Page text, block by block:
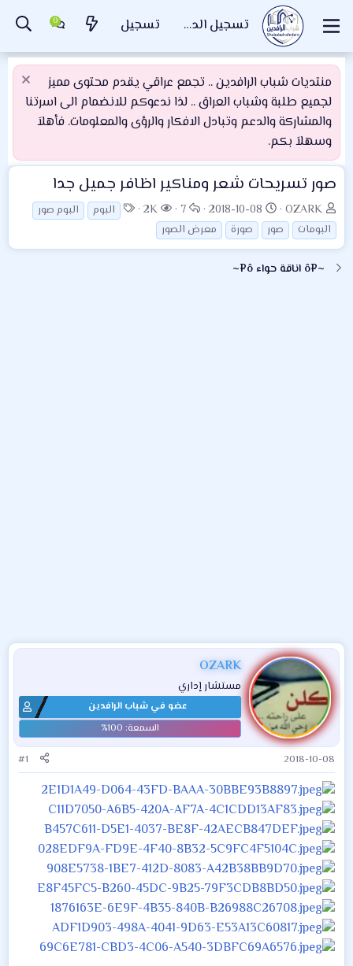
تسجيل الدخول تسجيل
منتديات شباب الرافدين .. تجمع عراقي يقدم محتوى مميز
لجميع طلبة وشباب العراق .. لذا ندعوكم للانضمام الى اسرتنا
والمشاركة والدعم وتبادل الافكار والرؤى والمعلومات. فأهلاَ
وسهلاَ بكم.
صور تسريحات شعر ومناكير اظافر جميل جدا
ب
ا
د
ئ
OZARK
ت
ا
ر
ي
2018-10-08
ا
ل
ر
7
ا
ل
م
2K
ا البوم
البوم صور
البومات
صور صورة معرض الصور
~¤ô اناقة حواء ô¤~
OZARK
مستشار إداري
عضو في شباب الرافدين
2018-10-08
#1